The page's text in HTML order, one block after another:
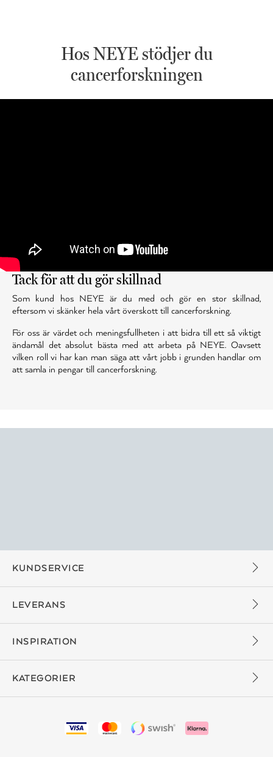
Hos NEYE stödjer du
cancerforskningen
Tack för att du gör skillnad
Som kund hos NEYE är du med och gör en stor skillnad,
eftersom vi skänker hela vårt överskott till cancerforskning.
För oss är värdet och meningsfullheten i att bidra till ett så viktigt
ändamål det absolut bästa med att arbeta på NEYE. Oavsett
vilken roll vi har kan man säga att vårt jobb i grunden handlar om
att samla in pengar till cancerforskning.
KUNDSERVICE
LEVERANS
INSPIRATION
KATEGORIER